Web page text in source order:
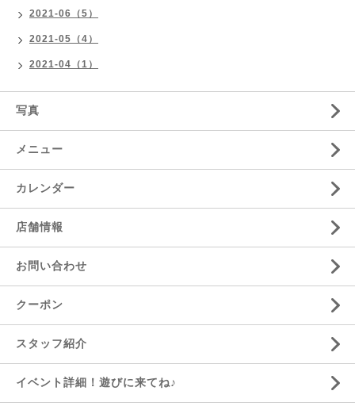
2021-06（5）
2021-05（4）
2021-04（1）
写真
メニュー
カレンダー
店舗情報
お問い合わせ
クーポン
スタッフ紹介
イベント詳細！遊びに来てね♪